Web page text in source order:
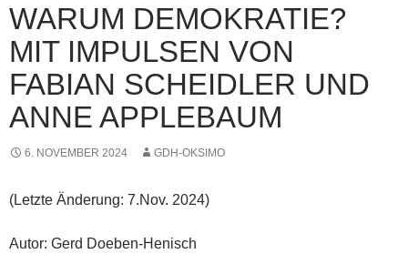
WARUM DEMOKRATIE?
MIT IMPULSEN VON
FABIAN SCHEIDLER UND
ANNE APPLEBAUM
6. NOVEMBER 2024 GDH-OKSIMO
(Letzte Änderung: 7.Nov. 2024)
Autor: Gerd Doeben-Henisch